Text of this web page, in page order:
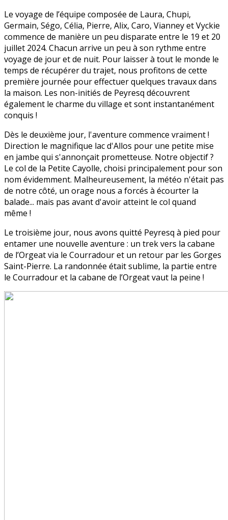
Le voyage de l’équipe composée de Laura, Chupi,
Germain, Ségo, Célia, Pierre, Alix, Caro, Vianney et Vyckie
commence de manière un peu disparate entre le 19 et 20
juillet 2024. Chacun arrive un peu à son rythme entre
voyage de jour et de nuit. Pour laisser à tout le monde le
temps de récupérer du trajet, nous profitons de cette
première journée pour effectuer quelques travaux dans
la maison. Les non-initiés de Peyresq découvrent
également le charme du village et sont instantanément
conquis !
Dès le deuxième jour, l'aventure commence vraiment !
Direction le magnifique lac d'Allos pour une petite mise
en jambe qui s'annonçait prometteuse. Notre objectif ?
Le col de la Petite Cayolle, choisi principalement pour son
nom évidemment. Malheureusement, la météo n'était pas
de notre côté, un orage nous a forcés à écourter la
balade... mais pas avant d'avoir atteint le col quand
même !
Le troisième jour, nous avons quitté Peyresq à pied pour
entamer une nouvelle aventure : un trek vers la cabane
de l’Orgeat via le Courradour et un retour par les Gorges
Saint-Pierre. La randonnée était sublime, la partie entre
le Courradour et la cabane de l’Orgeat vaut la peine !